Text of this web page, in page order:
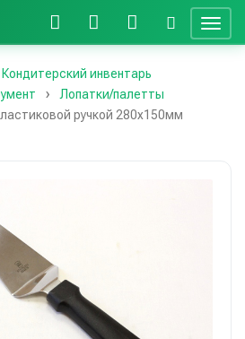
Кондитерский инвентарь
Лопатки/палетты
ручкой 280х150мм